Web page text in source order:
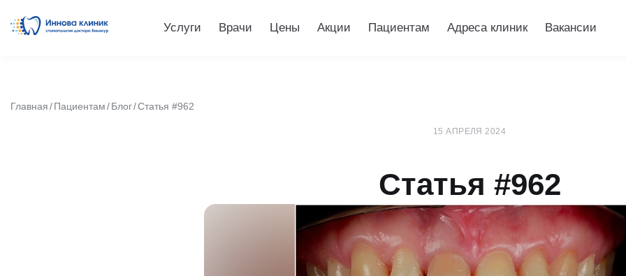
Услуги Врачи Цены Акции Пациентам Адреса клиник Вакансии
Главная Пациентам Блог Статья #962
15 АПРЕЛЯ 2024
Статья #962